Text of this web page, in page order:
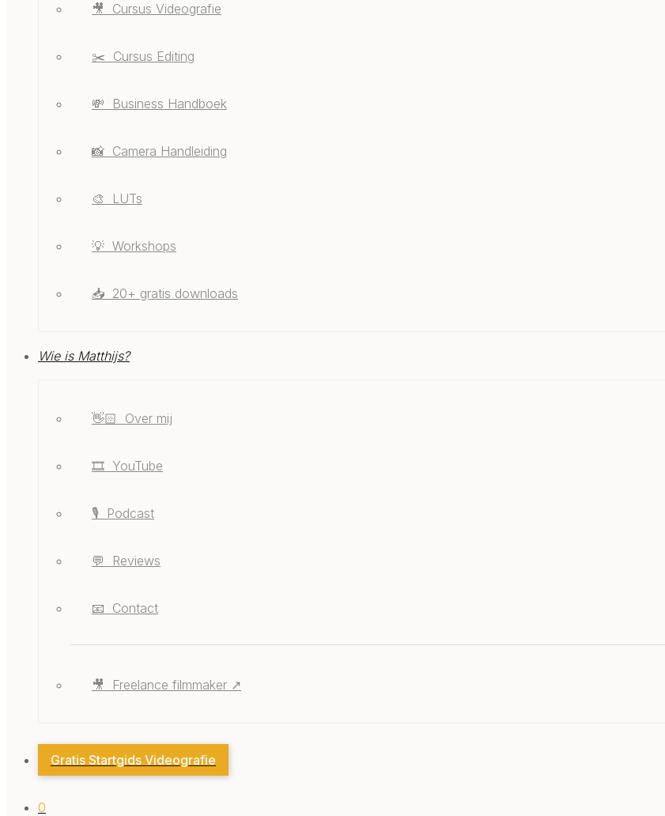
🎥 ‎ ‎Cursus Videografie
✂️ ‎ ‎Cursus Editing
💸 ‎ ‎Business Handboek
📸 ‎ ‎Camera Handleiding
🎨 ‎ ‎LUTs
💡 ‎ ‎Workshops
📥 ‎ ‎20+ gratis downloads
Wie is Matthijs?
👋🏻 ‎ ‎Over mij
🎞️ ‎ ‎YouTube
🎙️ ‎ ‎Podcast
💬 ‎ ‎Reviews
📧 ‎ ‎Contact
🎥 ‎ ‎Freelance filmmaker ↗
Gratis Startgids Videografie
0